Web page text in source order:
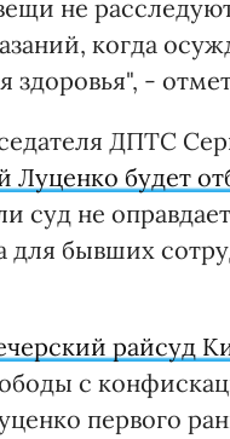
не
когда
здоровья", -
ДПТС
будет
суд не
бывших
райсуд
с
первого